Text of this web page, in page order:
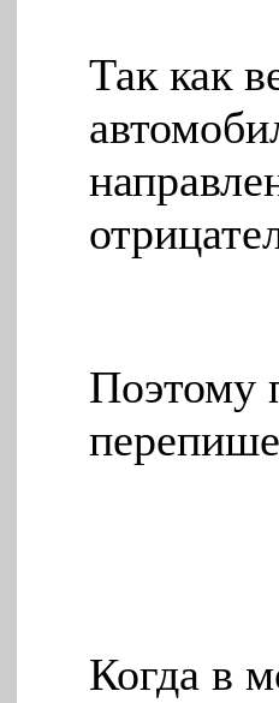
Так как
Поэтому
Когда в